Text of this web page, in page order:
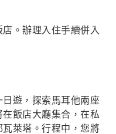
。辦理入住手續併入
遊，探索馬耳他兩座
飯店大廳集合，在私
萊塔。行程中，您將